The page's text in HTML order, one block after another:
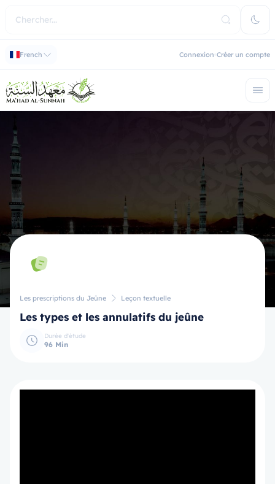
French Connexion Créer un compte
Les prescriptions du Jeûne Leçon textuelle
Les types et les annulatifs du jeûne
Durée d'étude
96 Min